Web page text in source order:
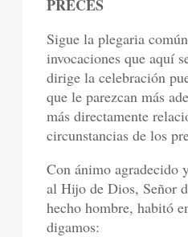
PRECES
Sigue la plegaria
invocaciones que aquí
dirige la celebración
que le parezcan más
más directamente
circunstancias de los
Con ánimo agradecido
al Hijo de Dios, Señor
hecho hombre, habitó
digamos: